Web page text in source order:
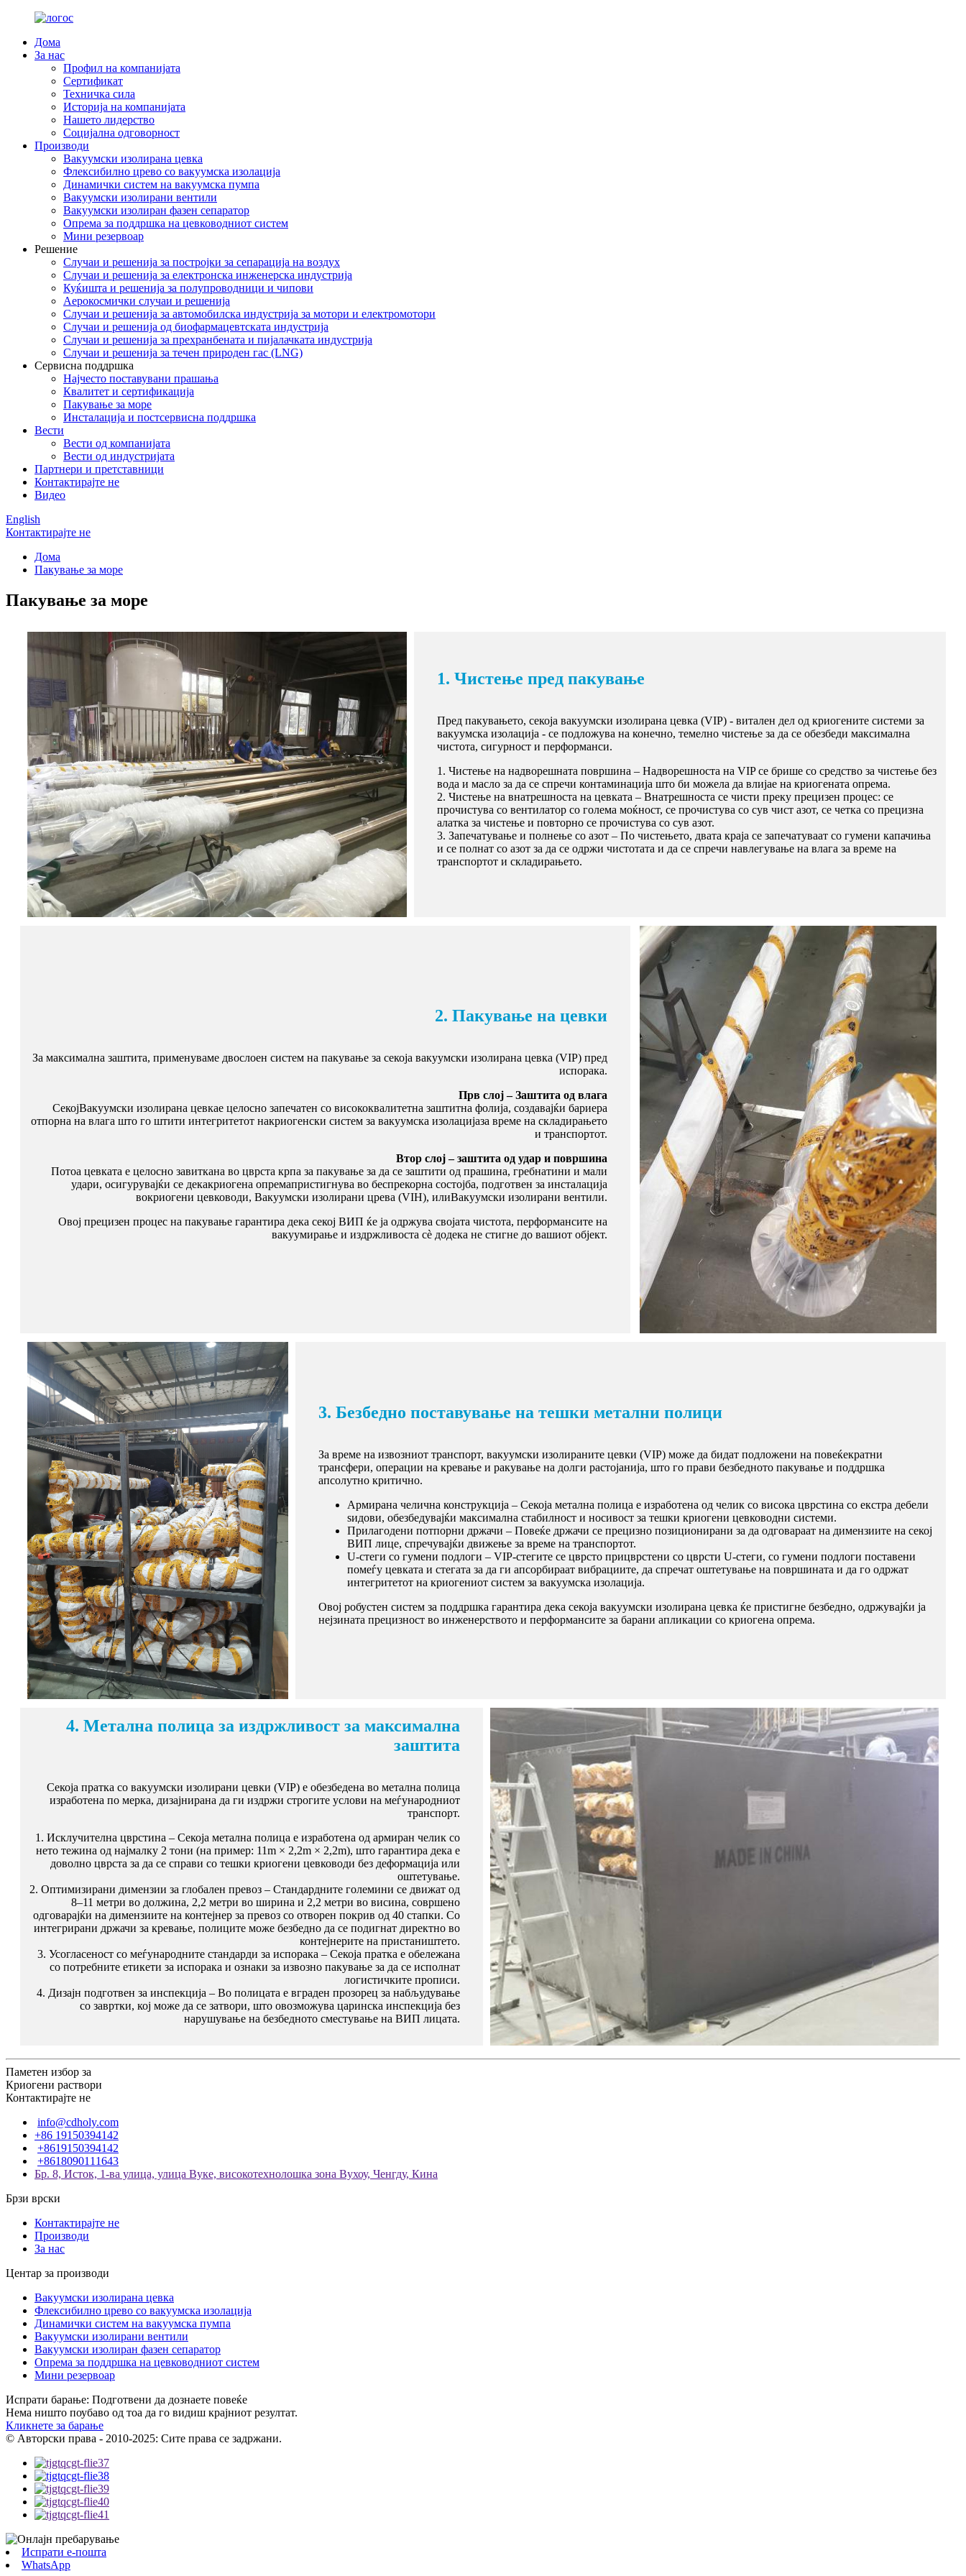
Дома
За нас
Профил на компанијата
Сертификат
Техничка сила
Историја на компанијата
Нашето лидерство
Социјална одговорност
Производи
Вакуумски изолирана цевка
Флексибилно црево со вакуумска изолација
Динамички систем на вакуумска пумпа
Вакуумски изолирани вентили
Вакуумски изолиран фазен сепаратор
Опрема за поддршка на цевководниот систем
Мини резервоар
Решение
Случаи и решенија за постројки за сепарација на воздух
Случаи и решенија за електронска инженерска индустрија
Куќишта и решенија за полупроводници и чипови
Аерокосмички случаи и решенија
Случаи и решенија за автомобилска индустрија за мотори и електромотори
Случаи и решенија од биофармацевтската индустрија
Случаи и решенија за прехранбената и пијалачката индустрија
Случаи и решенија за течен природен гас (LNG)
Сервисна поддршка
Најчесто поставувани прашања
Квалитет и сертификација
Пакување за море
Инсталација и постсервисна поддршка
Вести
Вести од компанијата
Вести од индустријата
Партнери и претставници
Контактирајте не
Видео
English
Контактирајте не
Дома
Пакување за море
Пакување за море
1. Чистење пред пакување
Пред пакувањето, секоја вакуумски изолирана цевка (VIP) - витален дел од криогените системи за
вакуумска изолација - се подложува на конечно, темелно чистење за да се обезбеди максимална
чистота, сигурност и перформанси.
1. Чистење на надворешната површина – Надворешноста на VIP се брише со средство за чистење без
вода и масло за да се спречи контаминација што би можела да влијае на криогената опрема.
2. Чистење на внатрешноста на цевката – Внатрешноста се чисти преку прецизен процес: се
прочистува со вентилатор со голема моќност, се прочистува со сув чист азот, се четка со прецизна
алатка за чистење и повторно се прочистува со сув азот.
3. Запечатување и полнење со азот – По чистењето, двата краја се запечатуваат со гумени капачиња
и се полнат со азот за да се одржи чистотата и да се спречи навлегување на влага за време на
транспортот и складирањето.
2. Пакување на цевки
За максимална заштита, применуваме двослоен систем на пакување за секоја вакуумски изолирана цевка (VIP) пред
испорака.
Прв слој – Заштита од влага
СекојВакуумски изолирана цевкае целосно запечатен со висококвалитетна заштитна фолија, создавајќи бариера
отпорна на влага што го штити интегритетот накриогенски систем за вакуумска изолацијаза време на складирањето
и транспортот.
Втор слој – заштита од удар и површина
Потоа цевката е целосно завиткана во цврста крпа за пакување за да се заштити од прашина, гребнатини и мали
удари, осигурувајќи се декакриогена опремапристигнува во беспрекорна состојба, подготвен за инсталација
вокриогени цевководи,Вакуумски изолирани црева (VIH), илиВакуумски изолирани вентили.
Овој прецизен процес на пакување гарантира дека секој ВИП ќе ја одржува својата чистота, перформансите на
вакуумирање и издржливоста сè додека не стигне до вашиот објект.
3. Безбедно поставување на тешки метални полици
За време на извозниот транспорт, вакуумски изолираните цевки (VIP) може да бидат подложени на повеќекратни
трансфери, операции на кревање и ракување на долги растојанија, што го прави безбедното пакување и поддршка
апсолутно критично.
Армирана челична конструкција – Секоја метална полица е изработена од челик со висока цврстина со екстра дебели
ѕидови, обезбедувајќи максимална стабилност и носивост за тешки криогени цевководни системи.
Прилагодени потпорни држачи – Повеќе држачи се прецизно позиционирани за да одговараат на димензиите на секој
ВИП лице, спречувајќи движење за време на транспортот.
U-стеги со гумени подлоги – VIP-стегите се цврсто прицврстени со цврсти U-стеги, со гумени подлоги поставени
помеѓу цевката и стегата за да ги апсорбираат вибрациите, да спречат оштетување на површината и да го одржат
интегритетот на криогениот систем за вакуумска изолација.
Овој робустен систем за поддршка гарантира дека секоја вакуумски изолирана цевка ќе пристигне безбедно, одржувајќи ја
нејзината прецизност во инженерството и перформансите за барани апликации со криогена опрема.
4. Метална полица за издржливост за максимална
заштита
Секоја пратка со вакуумски изолирани цевки (VIP) е обезбедена во метална полица
изработена по мерка, дизајнирана да ги издржи строгите услови на меѓународниот
транспорт.
1. Исклучителна цврстина – Секоја метална полица е изработена од армиран челик со
нето тежина од најмалку 2 тони (на пример: 11m × 2,2m × 2,2m), што гарантира дека е
доволно цврста за да се справи со тешки криогени цевководи без деформација или
оштетување.
2. Оптимизирани димензии за глобален превоз – Стандардните големини се движат од
8–11 метри во должина, 2,2 метри во ширина и 2,2 метри во висина, совршено
одговарајќи на димензиите на контејнер за превоз со отворен покрив од 40 стапки. Со
интегрирани држачи за кревање, полиците може безбедно да се подигнат директно во
контејнерите на пристаништето.
3. Усогласеност со меѓународните стандарди за испорака – Секоја пратка е обележана
со потребните етикети за испорака и ознаки за извозно пакување за да се исполнат
логистичките прописи.
4. Дизајн подготвен за инспекција – Во полицата е вграден прозорец за набљудување
со завртки, кој може да се затвори, што овозможува царинска инспекција без
нарушување на безбедното сместување на ВИП лицата.
Паметен избор за
Криогени раствори
Контактирајте не
info@cdholy.com
+86 19150394142
+8619150394142
+8618090111643
Бр. 8, Исток, 1-ва улица, улица Вуке, високотехнолошка зона Вухоу, Ченгду, Кина
Брзи врски
Контактирајте не
Производи
За нас
Центар за производи
Вакуумски изолирана цевка
Флексибилно црево со вакуумска изолација
Динамички систем на вакуумска пумпа
Вакуумски изолирани вентили
Вакуумски изолиран фазен сепаратор
Опрема за поддршка на цевководниот систем
Мини резервоар
Испрати барање: Подготвени да дознаете повеќе
Нема ништо поубаво од тоа да го видиш крајниот резултат.
Кликнете за барање
© Авторски права - 2010-2025: Сите права се задржани.
Испрати е-пошта
WhatsApp